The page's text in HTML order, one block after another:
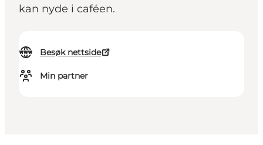
kan nyde i caféen.
Besøk nettside
Min partner